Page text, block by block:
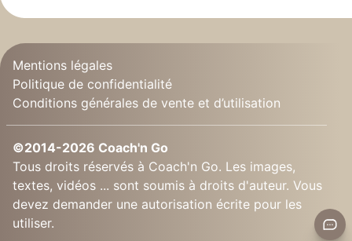
Mentions légales
Politique de confidentialité
Conditions générales de vente et d’utilisation
©2014-2026 Coach'n Go
Tous droits réservés à Coach'n Go. Les images,
textes, vidéos ... sont soumis à droits d'auteur. Vous
devez demander une autorisation écrite pour les
utiliser.